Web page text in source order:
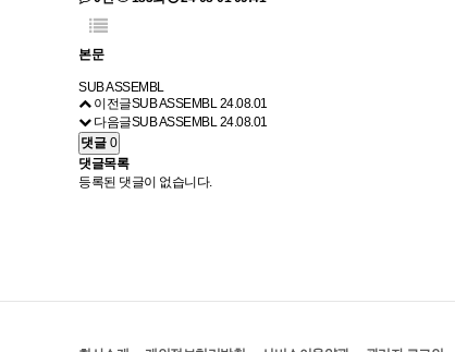
본문
SUB ASSEMBL
이전글SUB ASSEMBL 24.08.01
다음글SUB ASSEMBL 24.08.01
댓글 0
댓글목록
등록된 댓글이 없습니다.